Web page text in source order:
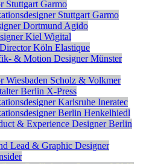
Stuttgart Garmo
Stuttgart Garmo
Dortmund Agido
Kiel Wigital
Köln Elastique
& Motion Designer Münster
Wiesbaden Scholz & Volkmer
Berlin X-Press
Karlsruhe Ineratec
Berlin Henkelhiedl
& Experience Designer Berlin
Lead & Graphic Designer